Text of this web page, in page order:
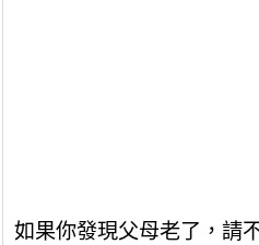
如果你發現父母老了，請